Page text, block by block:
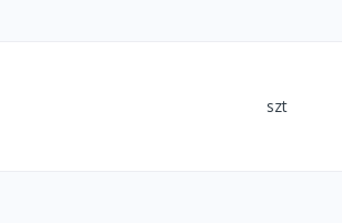
szt